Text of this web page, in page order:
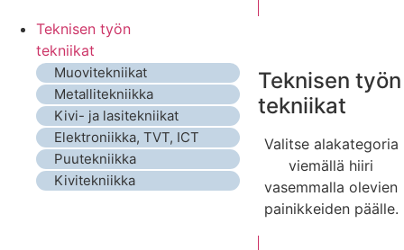
Teknisen työn
tekniikat
Muovitekniikat
Metallitekniikka
Kivi- ja lasitekniikat
Elektroniikka, TVT, ICT
Puutekniikka
Kivitekniikka
Teknisen työn
tekniikat
Valitse alakategoria
viemällä hiiri
vasemmalla olevien
painikkeiden päälle.